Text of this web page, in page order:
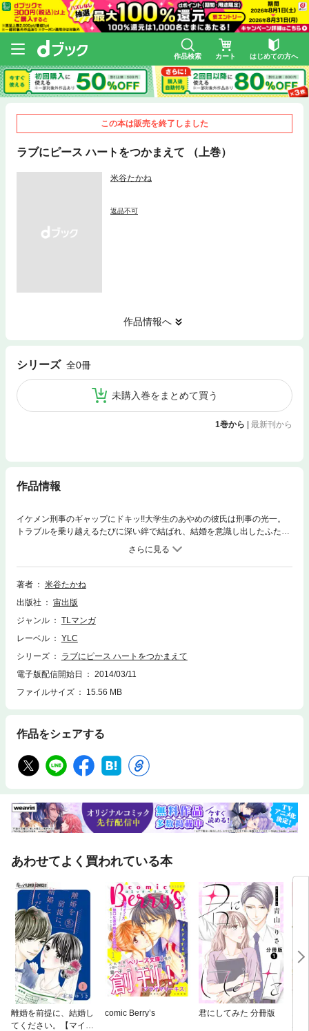
作品検索 カート はじめての方へ
この本は販売を終了しました
ラブにピース ハートをつかまえて （上巻）
米谷たかね
返品不可
作品情報へ
シリーズ 全0冊
未購入巻をまとめて買う
1巻から 最新刊から
作品情報
イケメン刑事のギャップにドキッ!!大学生のあやめの彼氏は刑事の光一。
トラブルを乗り越えるたびに深い絆で結ばれ、結婚を意識し出したふたり
に新たな事件が襲いかかって!?｢ラブピ｣シリーズ、愛たっぷりの完結編!
著者
米谷たかね
出版社
宙出版
ジャンル
TLマンガ
レーベル
YLC
シリーズ
ラブにピース ハートをつかまえて
電子版配信開始日
2014/03/11
ファイルサイズ
15.56 MB
作品をシェアする
あわせてよく買われている本
離婚を前提に、結婚し
てください。【マイク
comic Berry’s 君にしてみた 分冊版
な